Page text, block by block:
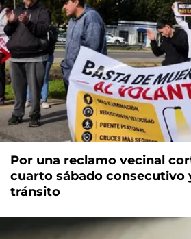
Por una reclamo vecinal
cuarto sábado consecutivo
tránsito